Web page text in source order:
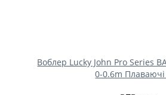
Воблер Lucky John Pro Series
0-0.6m